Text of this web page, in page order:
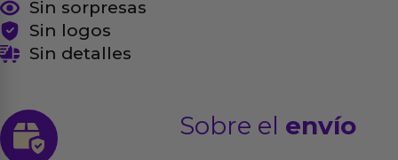
Sin sorpresas
Sin logos
Sin detalles
Sobre el envío